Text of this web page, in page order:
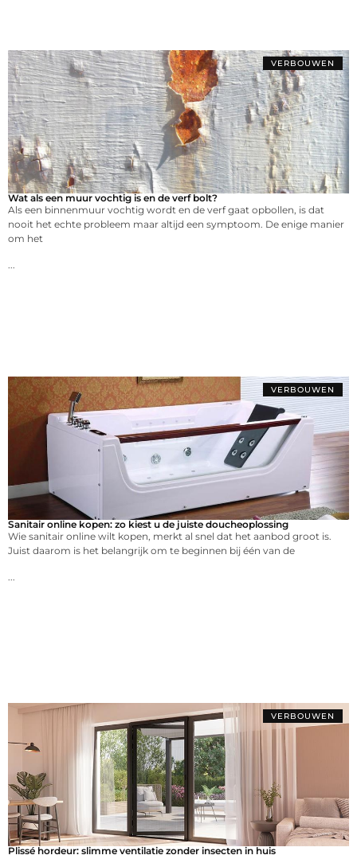
VERBOUWEN
Wat als een muur vochtig is en de verf bolt?
Als een binnenmuur vochtig wordt en de verf gaat opbollen, is dat
nooit het echte probleem maar altijd een symptoom. De enige manier
om het
VERBOUWEN
Sanitair online kopen: zo kiest u de juiste doucheoplossing
Wie sanitair online wilt kopen, merkt al snel dat het aanbod groot is.
Juist daarom is het belangrijk om te beginnen bij één van de
VERBOUWEN
Plissé hordeur: slimme ventilatie zonder insecten in huis